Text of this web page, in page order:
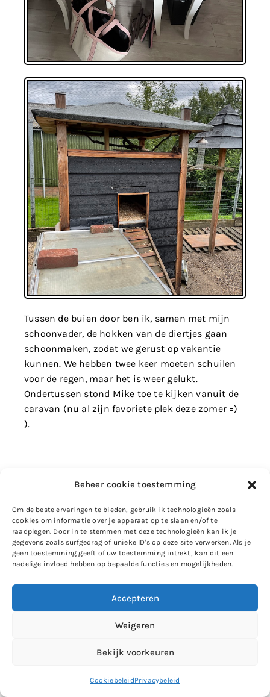
Beheer cookie toestemming
Om de beste ervaringen te bieden, gebruik ik technologieën zoals
cookies om informatie over je apparaat op te slaan en/of te
raadplegen. Door in te stemmen met deze technologieën kan ik je
gegevens zoals surfgedrag of unieke ID's op deze site verwerken. Als je
geen toestemming geeft of uw toestemming intrekt, kan dit een
nadelige invloed hebben op bepaalde functies en mogelijkheden.
Accepteren
Weigeren
Bekijk voorkeuren
CookiebeleidPrivacybeleid
Tussen de buien door ben ik, samen met mijn
schoonvader, de hokken van de diertjes gaan
schoonmaken, zodat we gerust op vakantie
kunnen. We hebben twee keer moeten schuilen
voor de regen, maar het is weer gelukt.
Ondertussen stond Mike toe te kijken vanuit de
caravan (nu al zijn favoriete plek deze zomer =)
).
waarin ik lekker even bij heb kunnen tanken.
Komende week vertrekken we dan eindelijk naar
Italië. We trekken voor de reis er naartoe ruim de
tijd en we gaan vooral genieten van onze tijd
gaan, maar de diertjes achterlaten blijft wel lastig.
Gelukkig zal er heel erg goed voor ze gezorgd
worden, dus het moet goed komen.
Ik wens jou in ieder geval weer een mooie week toe